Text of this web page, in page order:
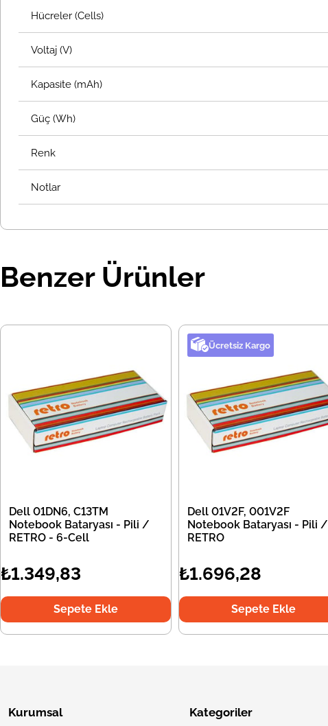
Hücreler (Cells)
Voltaj (V)
Kapasite (mAh)
Güç (Wh)
Renk
Notlar
Benzer Ürünler
Dell 01DN6, C13TM
Notebook Bataryası - Pili /
RETRO - 6-Cell
₺1.349,83
Sepete Ekle
Ücretsiz Kargo
Dell 01V2F, 001V2F
Notebook Bataryası - Pili /
RETRO
₺1.696,28
Sepete Ekle
Kurumsal Kategoriler